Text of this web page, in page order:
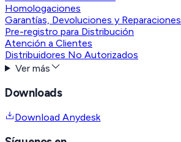
Homologaciones
Garantías, Devoluciones y Reparaciones
Pre-registro para Distribución
Atención a Clientes
Distribuidores No Autorizados
Ver más
Downloads
Download Anydesk